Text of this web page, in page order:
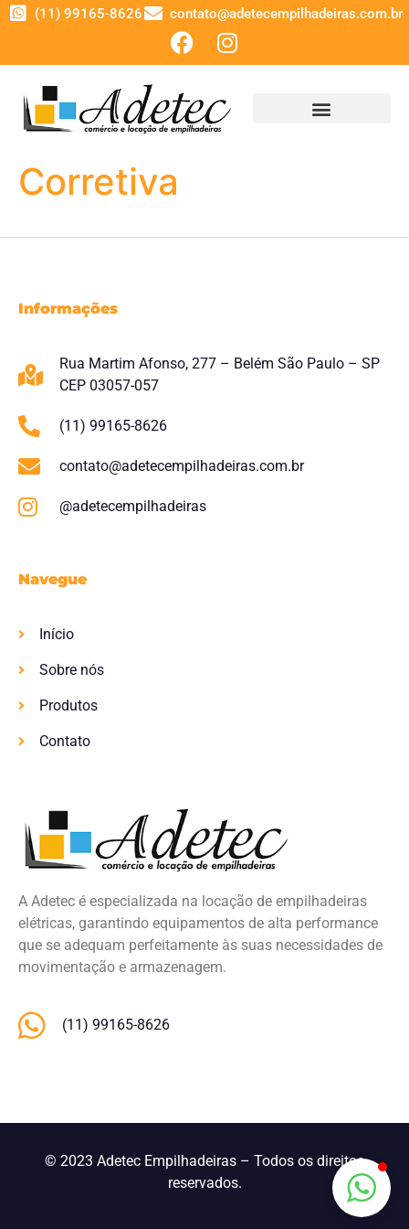
(11) 99165-8626 contato@adetecempilhadeiras.com.br
Corretiva
A Adetec é especializada na locação de empilhadeiras
elétricas, garantindo equipamentos de alta performance
que se adequam perfeitamente às suas necessidades de
movimentação e armazenagem.
(11) 99165-8626
Navegue
Início
Sobre nós
Produtos
Contato
Informações
Rua Martim Afonso, 277 – Belém São Paulo – SP
CEP 03057-057
(11) 99165-8626
contato@adetecempilhadeiras.com.br
@adetecempilhadeiras
© 2023 Adetec Empilhadeiras – Todos os direitos
reservados.